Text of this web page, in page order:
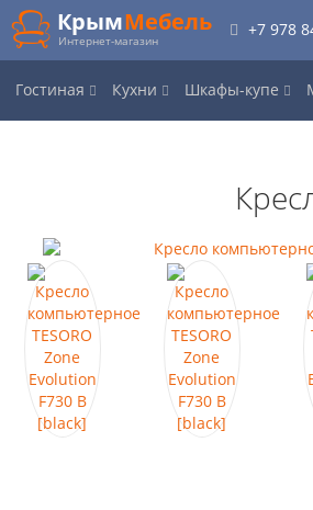
КрымМебель
Интернет-магазин
+7 978
Гостиная Кухни Шкафы-купе